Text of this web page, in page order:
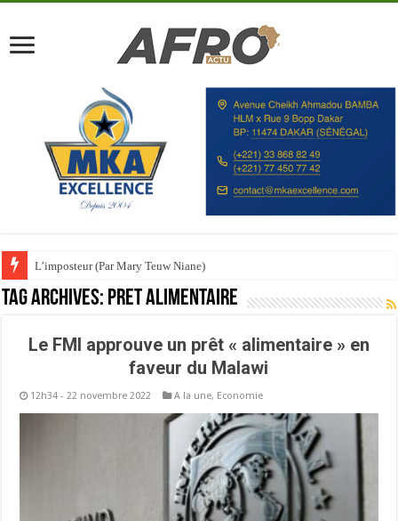
L’imposteur (Par Mary Teuw Niane)
Tag Archives: Prêt alimentaire
Le FMI approuve un prêt « alimentaire » en
faveur du Malawi
12h34 - 22 novembre 2022 A la une, Economie